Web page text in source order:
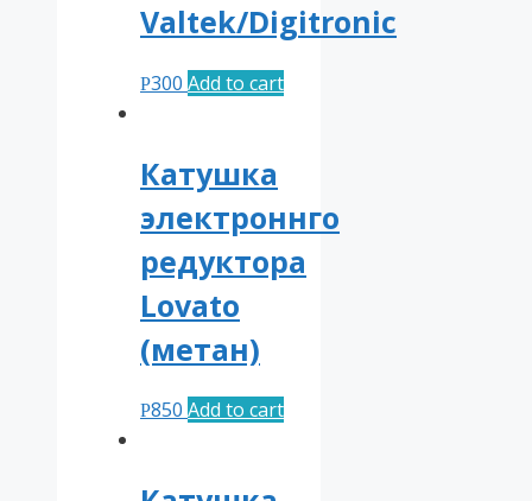
Valtek/Digitronic
Р300 Add to cart
Катушка
электроннго
редуктора
Lovato
(метан)
Р850 Add to cart